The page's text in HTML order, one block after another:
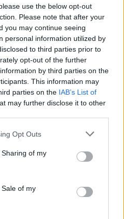
use the below opt-out
Please note that after your
you may continue seeing
personal information utilized by
to third parties prior to
opt-out of the further
by third parties on the
This information may
parties on the IAB’s List of
may further disclose it to other
app uses one or more Google
behaviour. You may click to
and its third-party tags to
purposes in below Google
Opt Outs
of my
of my
Πολάκη - Τεμπονέρα
Κασσελάκη
ΑΝΙΧΝΕΥΤΗΣ